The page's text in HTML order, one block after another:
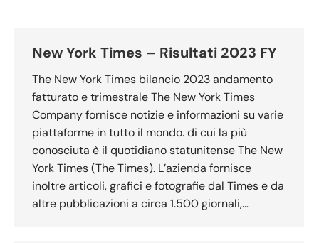
New York Times – Risultati 2023 FY
The New York Times bilancio 2023 andamento
fatturato e trimestrale The New York Times
Company fornisce notizie e informazioni su varie
piattaforme in tutto il mondo. di cui la più
conosciuta è il quotidiano statunitense The New
York Times (The Times). L’azienda fornisce
inoltre articoli, grafici e fotografie dal Times e da
altre pubblicazioni a circa 1.500 giornali,…